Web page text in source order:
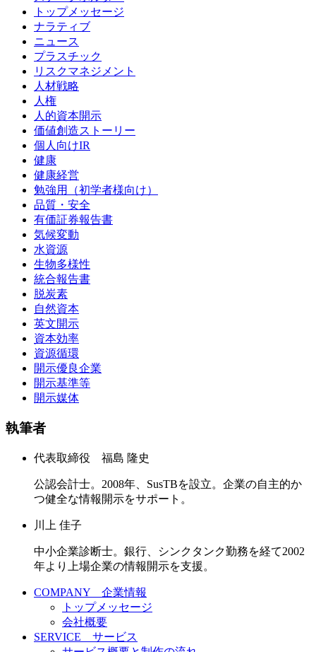
トップメッセージ
ナラティブ
ニュース
プラスチック
リスクマネジメント
人材戦略
人権
人的資本開示
価値創造ストーリー
個人向けIR
健康
健康経営
勉強用（初学者様向け）
品質・安全
有価証券報告書
気候変動
水資源
生物多様性
統合報告書
脱炭素
自然資本
英文開示
資本効率
資源循環
開示優良企業
開示基準等
開示媒体
執筆者
代表取締役 福島 隆史
公認会計士。2008年、SusTBを設立。企業の自主的か
つ健全な情報開示をサポート。
川上 佳子
中小企業診断士。銀行、シンクタンク勤務を経て2002
年より上場企業の情報開示を支援。
COMPANY 企業情報
トップメッセージ
会社概要
SERVICE サービス